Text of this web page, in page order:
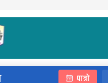
पात्रो